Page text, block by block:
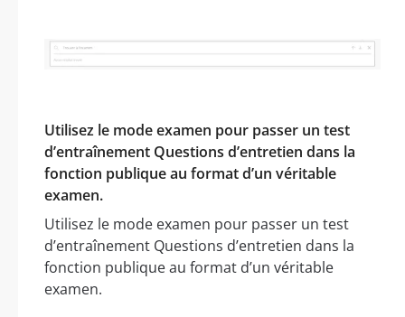
Utilisez le mode examen pour passer un test
d’entraînement Questions d’entretien dans la
fonction publique au format d’un véritable
examen.
Utilisez le mode examen pour passer un test
d’entraînement Questions d’entretien dans la
fonction publique au format d’un véritable
examen.